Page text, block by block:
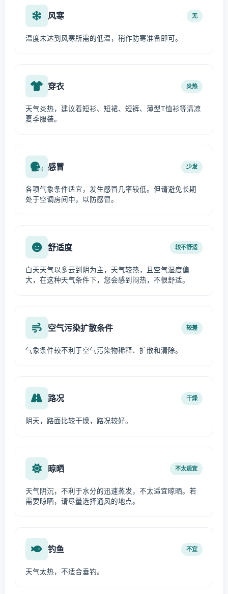
风寒 无
温度未达到风寒所需的低温，稍作防寒准备即可。
穿衣 炎热
天气炎热，建议着短衫、短裙、短裤、薄型T恤衫等清凉
夏季服装。
感冒 少发
各项气象条件适宜，发生感冒几率较低。但请避免长期
处于空调房间中，以防感冒。
舒适度 较不舒适
白天天气以多云到阴为主，天气较热，且空气湿度偏
大，在这种天气条件下，您会感到闷热，不很舒适。
空气污染扩散条件 较差
气象条件较不利于空气污染物稀释、扩散和清除。
路况 干燥
阴天，路面比较干燥，路况较好。
晾晒 不太适宜
天气阴沉，不利于水分的迅速蒸发，不太适宜晾晒。若
需要晾晒，请尽量选择通风的地点。
钓鱼 不宜
天气太热，不适合垂钓。